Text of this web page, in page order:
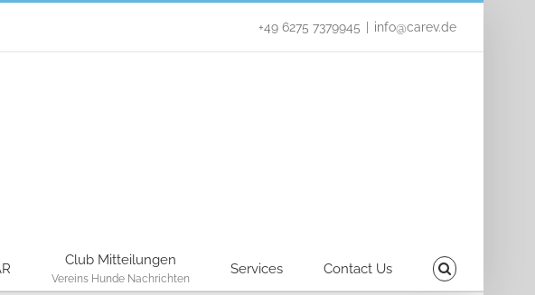
+49 6275 7379945 info@carev.de
Club Mitteilungen
Vereins Hunde Nachrichten
Services Contact Us